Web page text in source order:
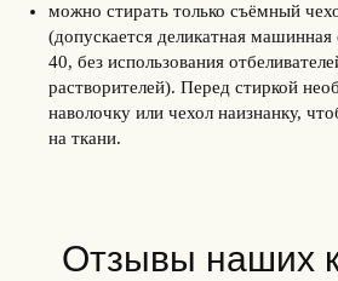
можно стирать только съёмный
(допускается деликатная
40, без использования
растворителей). Перед стиркой
наволочку или чехол наизнанку,
на ткани.
Отзывы наших